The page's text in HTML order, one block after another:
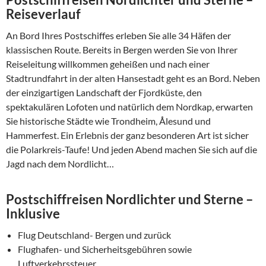
Reiseverlauf
An Bord Ihres Postschiffes erleben Sie alle 34 Häfen der
klassischen Route. Bereits in Bergen werden Sie von Ihrer
Reiseleitung willkommen geheißen und nach einer
Stadtrundfahrt in der alten Hansestadt geht es an Bord. Neben
der einzigartigen Landschaft der Fjordküste, den
spektakulären Lofoten und natürlich dem Nordkap, erwarten
Sie historische Städte wie Trondheim, Ålesund und
Hammerfest. Ein Erlebnis der ganz besonderen Art ist sicher
die Polarkreis-Taufe! Und jeden Abend machen Sie sich auf die
Jagd nach dem Nordlicht…
Postschiffreisen Nordlichter und Sterne –
Inklusive
Flug Deutschland- Bergen und zurück
Flughafen- und Sicherheitsgebühren sowie
Luftverkehrssteuer